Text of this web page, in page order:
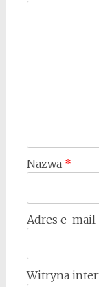
Nazwa *
Adres e-mail
Witryna